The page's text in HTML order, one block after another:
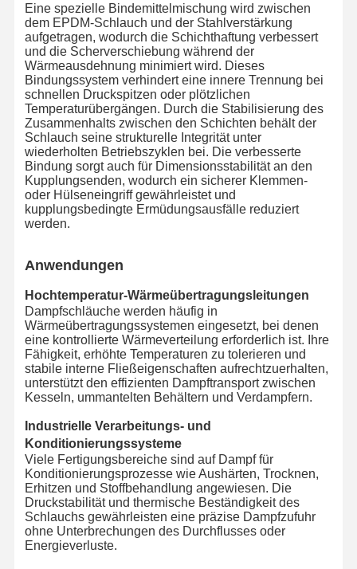
Eine spezielle Bindemittelmischung wird zwischen
dem EPDM-Schlauch und der Stahlverstärkung
aufgetragen, wodurch die Schichthaftung verbessert
und die Scherverschiebung während der
Wärmeausdehnung minimiert wird. Dieses
Bindungssystem verhindert eine innere Trennung bei
schnellen Druckspitzen oder plötzlichen
Temperaturübergängen. Durch die Stabilisierung des
Zusammenhalts zwischen den Schichten behält der
Schlauch seine strukturelle Integrität unter
wiederholten Betriebszyklen bei. Die verbesserte
Bindung sorgt auch für Dimensionsstabilität an den
Kupplungsenden, wodurch ein sicherer Klemmen-
oder Hülseneingriff gewährleistet und
kupplungsbedingte Ermüdungsausfälle reduziert
werden.
Anwendungen
Hochtemperatur-Wärmeübertragungsleitungen
Dampfschläuche werden häufig in
Wärmeübertragungssystemen eingesetzt, bei denen
eine kontrollierte Wärmeverteilung erforderlich ist. Ihre
Fähigkeit, erhöhte Temperaturen zu tolerieren und
stabile interne Fließeigenschaften aufrechtzuerhalten,
unterstützt den effizienten Dampftransport zwischen
Kesseln, ummantelten Behältern und Verdampfern.
Industrielle Verarbeitungs- und
Konditionierungssysteme
Viele Fertigungsbereiche sind auf Dampf für
Konditionierungsprozesse wie Aushärten, Trocknen,
Erhitzen und Stoffbehandlung angewiesen. Die
Druckstabilität und thermische Beständigkeit des
Schlauchs gewährleisten eine präzise Dampfzufuhr
ohne Unterbrechungen des Durchflusses oder
Energieverluste.